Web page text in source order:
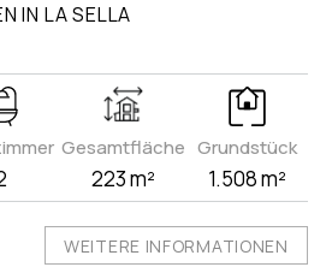
IN LA SELLA
Gesamtfläche
223 m²
Grundstück
1.508 m²
WEITERE INFORMATIONEN